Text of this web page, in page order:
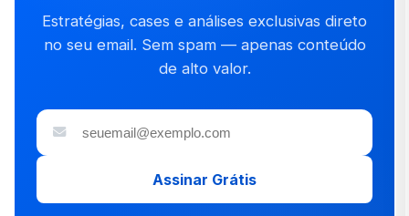
Estratégias, cases e análises exclusivas direto
no seu email. Sem spam — apenas conteúdo
de alto valor.
Assinar Grátis